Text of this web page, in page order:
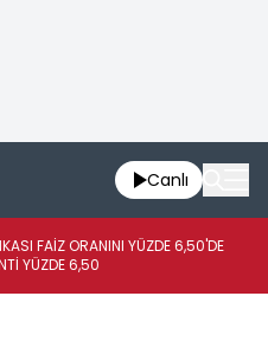
Canlı
FAİZ ORANINI YÜZDE 6,50'DE
YÜZDE 6,50